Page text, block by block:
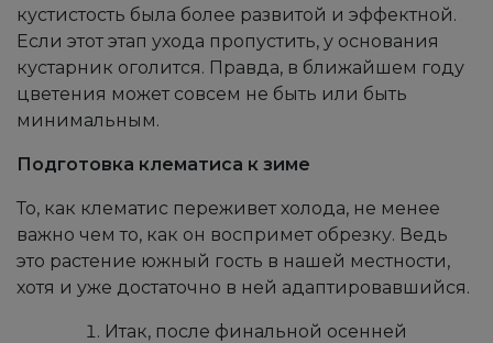
кустистость была более развитой и эффектной.
Если этот этап ухода пропустить, у основания
кустарник оголится. Правда, в ближайшем году
цветения может совсем не быть или быть
минимальным.
Подготовка клематиса к зиме
То, как клематис переживет холода, не менее
важно чем то, как он воспримет обрезку. Ведь
это растение южный гость в нашей местности,
хотя и уже достаточно в ней адаптировавшийся.
Итак, после финальной осенней